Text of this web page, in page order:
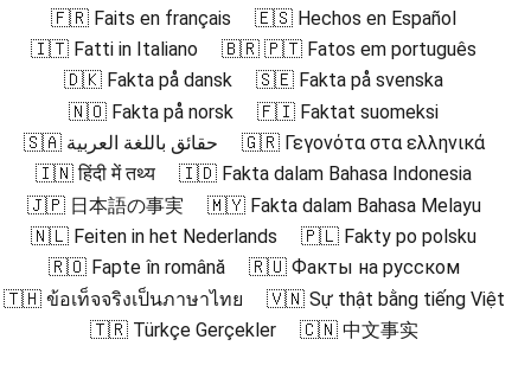
🇫🇷 Faits en français
🇪🇸 Hechos en Español
🇮🇹 Fatti in Italiano
🇧🇷 🇵🇹 Fatos em português
🇩🇰 Fakta på dansk
🇸🇪 Fakta på svenska
🇳🇴 Fakta på norsk
🇫🇮 Faktat suomeksi
🇸🇦 حقائق باللغة العربية
🇬🇷 Γεγονότα στα ελληνικά
🇮🇳 हिंदी में तथ्य
🇮🇩 Fakta dalam Bahasa Indonesia
🇯🇵 日本語の事実
🇲🇾 Fakta dalam Bahasa Melayu
🇳🇱 Feiten in het Nederlands
🇵🇱 Fakty po polsku
🇷🇴 Fapte în română
🇷🇺 Факты на русском
🇹🇭 ข้อเท็จจริงเป็นภาษาไทย
🇻🇳 Sự thật bằng tiếng Việt
🇹🇷 Türkçe Gerçekler
🇨🇳 中文事实